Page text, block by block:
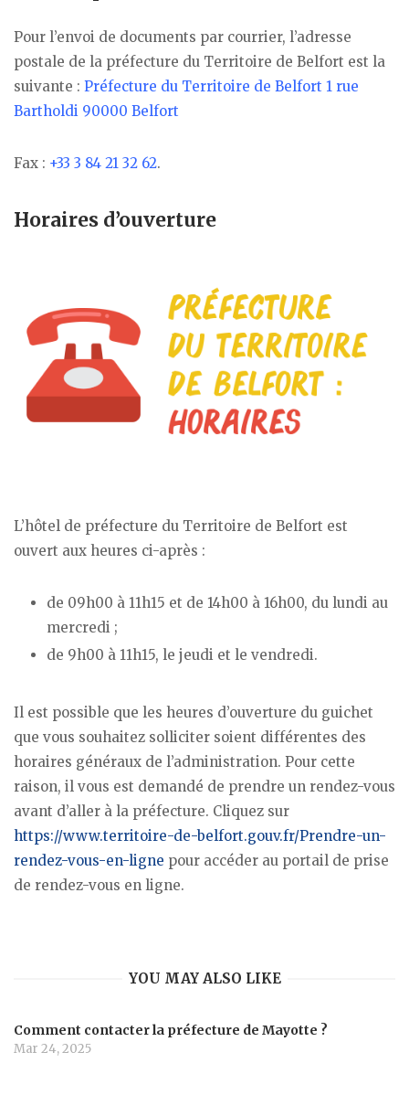
Pour l’envoi de documents par courrier, l’adresse
postale de la préfecture du Territoire de Belfort est la
suivante : Préfecture du Territoire de Belfort 1 rue
Bartholdi 90000 Belfort
Fax : +33 3 84 21 32 62.
Horaires d’ouverture
L’hôtel de préfecture du Territoire de Belfort est
ouvert aux heures ci-après :
de 09h00 à 11h15 et de 14h00 à 16h00, du lundi au
mercredi ;
de 9h00 à 11h15, le jeudi et le vendredi.
Il est possible que les heures d’ouverture du guichet
que vous souhaitez solliciter soient différentes des
horaires généraux de l’administration. Pour cette
raison, il vous est demandé de prendre un rendez-vous
avant d’aller à la préfecture. Cliquez sur
https://www.territoire-de-belfort.gouv.fr/Prendre-un-
rendez-vous-en-ligne pour accéder au portail de prise
de rendez-vous en ligne.
YOU MAY ALSO LIKE
Comment contacter la préfecture de Mayotte ?
Mar 24, 2025